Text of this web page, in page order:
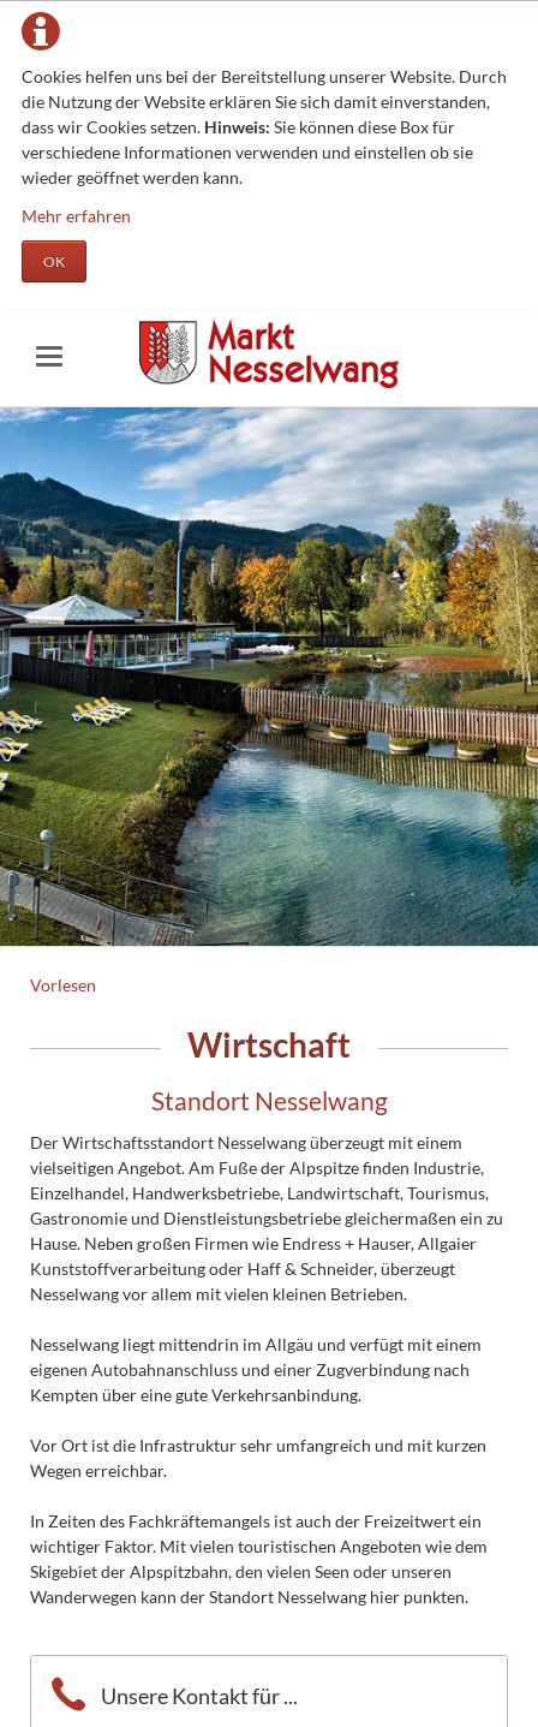
Cookies helfen uns bei der Bereitstellung unserer Website. Durch
die Nutzung der Website erklären Sie sich damit einverstanden,
dass wir Cookies setzen. Hinweis: Sie können diese Box für
verschiedene Informationen verwenden und einstellen ob sie
wieder geöffnet werden kann.
Mehr erfahren
OK
Vorlesen
Wirtschaft
Standort Nesselwang
Der Wirtschaftsstandort Nesselwang überzeugt mit einem
vielseitigen Angebot. Am Fuße der Alpspitze finden Industrie,
Einzelhandel, Handwerksbetriebe, Landwirtschaft, Tourismus,
Gastronomie und Dienstleistungsbetriebe gleichermaßen ein zu
Hause. Neben großen Firmen wie Endress + Hauser, Allgaier
Kunststoffverarbeitung oder Haff & Schneider, überzeugt
Nesselwang vor allem mit vielen kleinen Betrieben.
Nesselwang liegt mittendrin im Allgäu und verfügt mit einem
eigenen Autobahnanschluss und einer Zugverbindung nach
Kempten über eine gute Verkehrsanbindung.
Vor Ort ist die Infrastruktur sehr umfangreich und mit kurzen
Wegen erreichbar.
In Zeiten des Fachkräftemangels ist auch der Freizeitwert ein
wichtiger Faktor. Mit vielen touristischen Angeboten wie dem
Skigebiet der Alpspitzbahn, den vielen Seen oder unseren
Wanderwegen kann der Standort Nesselwang hier punkten.
Unsere Kontakt für ...